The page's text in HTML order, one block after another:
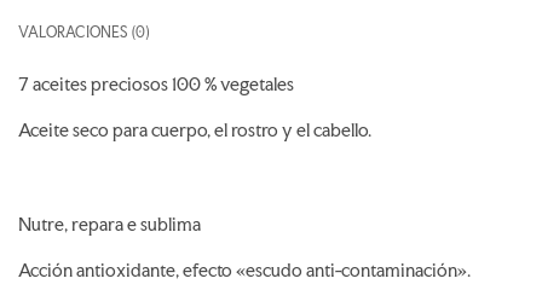
VALORACIONES (0)
7 aceites preciosos 100 % vegetales
Aceite seco para cuerpo, el rostro y el cabello.
Nutre, repara e sublima
Acción antioxidante, efecto «escudo anti-contaminación».